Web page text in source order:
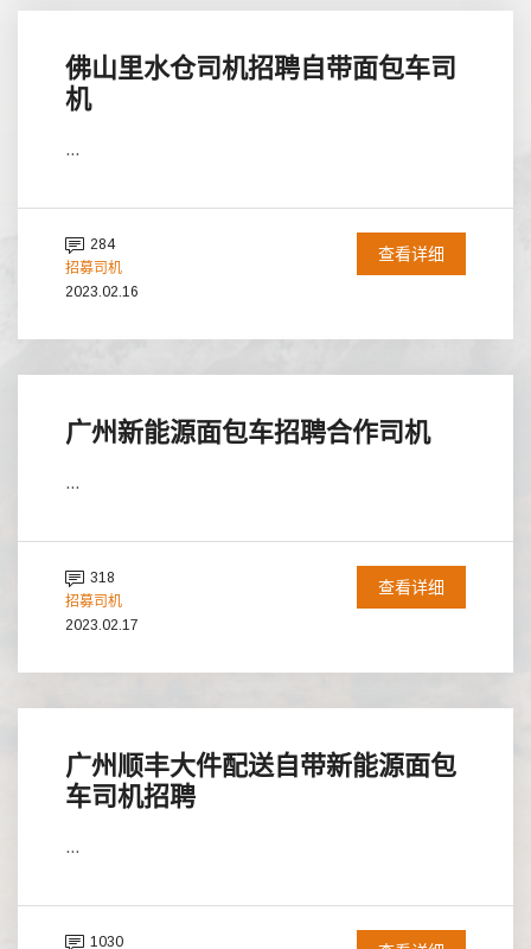
佛山里水仓司机招聘自带面包车司
机
...
284
招募司机
2023.02.16
查看详细
广州新能源面包车招聘合作司机
...
318
招募司机
2023.02.17
查看详细
广州顺丰大件配送自带新能源面包
车司机招聘
...
1030